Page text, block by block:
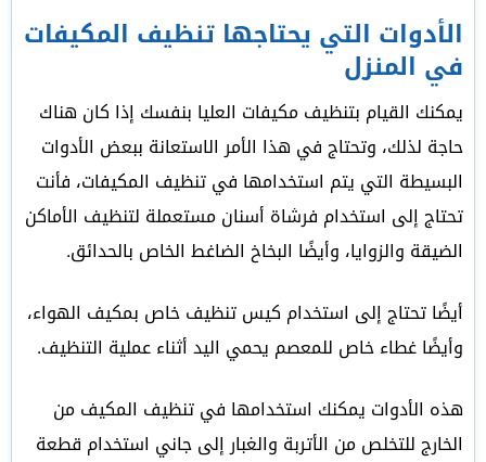
الأدوات التي يحتاجها تنظيف المكيفات
في المنزل
يمكنك القيام بتنظيف مكيفات العليا بنفسك إذا كان هناك
حاجة لذلك، وتحتاج في هذا الأمر الاستعانة ببعض الأدوات
البسيطة التي يتم استخدامها في تنظيف المكيفات، فأنت
تحتاج إلى استخدام فرشاة أسنان مستعملة لتنظيف الأماكن
الضيقة والزوايا، وأيضًا البخاخ الضاغط الخاص بالحدائق.
أيضًا تحتاج إلى استخدام كيس تنظيف خاص بمكيف الهواء،
وأيضًا غطاء خاص للمعصم يحمي اليد أثناء عملية التنظيف.
هذه الأدوات يمكنك استخدامها في تنظيف المكيف من
الخارج للتخلص من الأتربة والغبار إلى جاني استخدام قطعة